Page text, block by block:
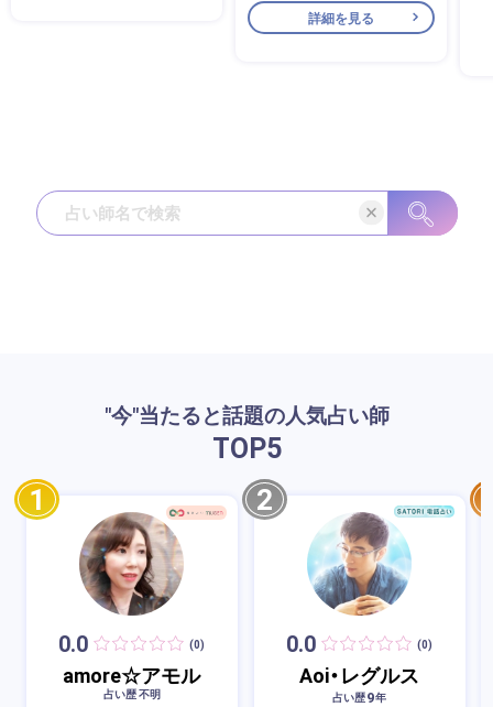
詳細を見る
"今"当たると話題の人気占い師
TOP5
1
0.0 (0)
amore☆アモル
占い歴 不明
2
0.0 (0)
Aoi・レグルス
占い歴9年